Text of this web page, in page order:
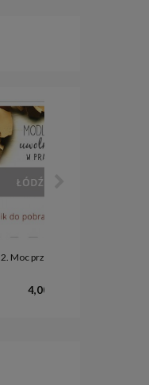
2. Moc przebaczenia
4,00 zł